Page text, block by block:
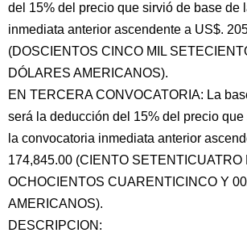
del 15% del precio que sirvió de base de
inmediata anterior ascendente a US$.
(DOSCIENTOS CINCO MIL
DÓLARES AMERICANOS).
EN TERCERA CONVOCATORIA: La
será la deducción del 15% del precio
la convocatoria inmediata anterior
174,845.00 (CIENTO SETENTICUATRO
OCHOCIENTOS CUARENTICINCO Y
AMERICANOS).
DESCRIPCION: